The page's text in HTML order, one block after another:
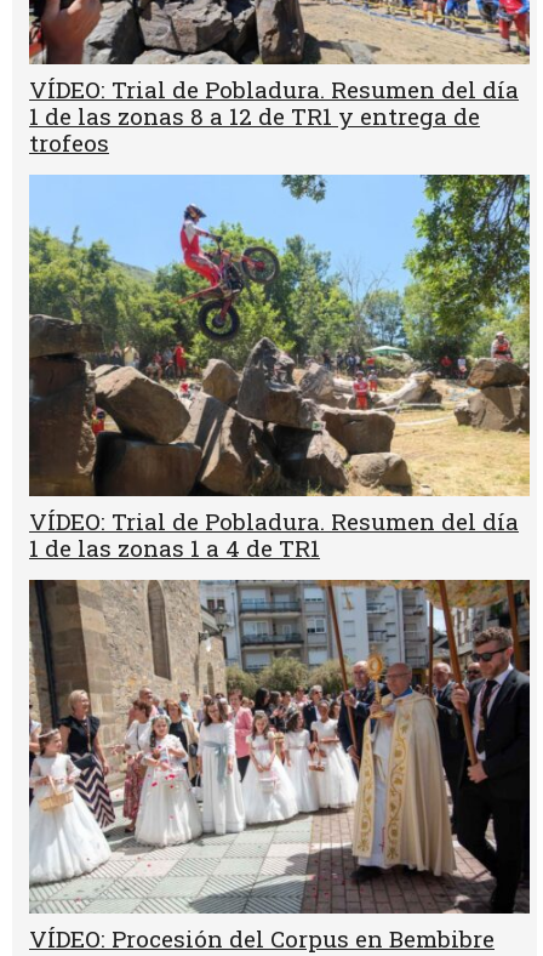
VÍDEO: Trial de Pobladura. Resumen del día
1 de las zonas 8 a 12 de TR1 y entrega de
trofeos
VÍDEO: Trial de Pobladura. Resumen del día
1 de las zonas 1 a 4 de TR1
VÍDEO: Procesión del Corpus en Bembibre